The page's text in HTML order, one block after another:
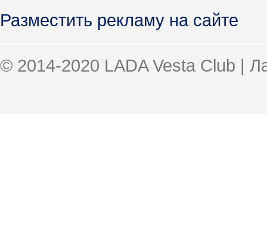
Разместить рекламу на сайте
© 2014-2020 LADA Vesta Club |